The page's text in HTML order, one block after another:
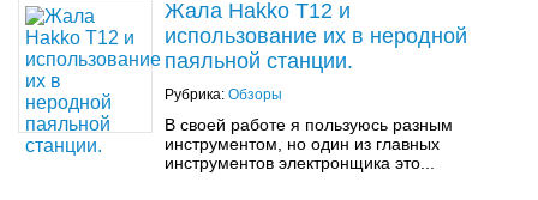
Жала Hakko T12 и
использование их в неродной
паяльной станции.
Рубрика: Обзоры
В своей работе я пользуюсь разным
инструментом, но один из главных
инструментов электронщика это...